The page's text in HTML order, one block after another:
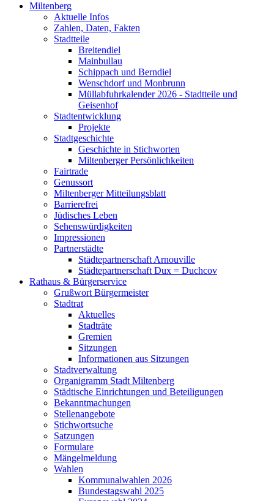
Miltenberg
Aktuelle Infos
Zahlen, Daten, Fakten
Stadtteile
Breitendiel
Mainbullau
Schippach und Berndiel
Wenschdorf und Monbrunn
Müllabfuhrkalender 2026 - Stadtteile und
Geisenhof
Stadtentwicklung
Projekte
Stadtgeschichte
Geschichte in Stichworten
Miltenberger Persönlichkeiten
Fairtrade
Genussort
Miltenberger Mitteilungsblatt
Barrierefrei
Jüdisches Leben
Sehenswürdigkeiten
Impressionen
Partnerstädte
Städtepartnerschaft Arnouville
Städtepartnerschaft Dux = Duchcov
Rathaus & Bürgerservice
Grußwort Bürgermeister
Stadtrat
Aktuelles
Stadträte
Gremien
Sitzungen
Informationen aus Sitzungen
Stadtverwaltung
Organigramm Stadt Miltenberg
Städtische Einrichtungen und Beteiligungen
Bekanntmachungen
Stellenangebote
Stichwortsuche
Satzungen
Formulare
Mängelmeldung
Wahlen
Kommunalwahlen 2026
Bundestagswahl 2025